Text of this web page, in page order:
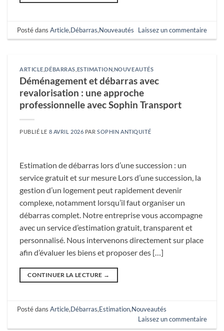
Posté dansArticle,Débarras,Nouveautés Laissez un commentaire
ARTICLE ,DÉBARRAS ESTIMATION NOUVEAUTÉS
Déménagement et débarras avec
revalorisation : une approche
professionnelle avec Sophin Transport
PUBLIÉ LE 8 AVRIL 2026 PARSOPHIN ANTIQUITÉ
Estimation de débarras lors d’une succession : un
service gratuit et sur mesure Lors d’une succession, la
gestion d’un logement peut rapidement devenir
complexe, notamment lorsqu’il faut organiser un
débarras complet. Notre entreprise vous accompagne
avec un service d’estimation gratuit, transparent et
personnalisé. Nous intervenons directement sur place
afin d’évaluer les biens et proposer des […]
CONTINUER LA LECTURE →
Posté dansArticle,Débarras,Estimation,Nouveautés
Laissez un commentaire